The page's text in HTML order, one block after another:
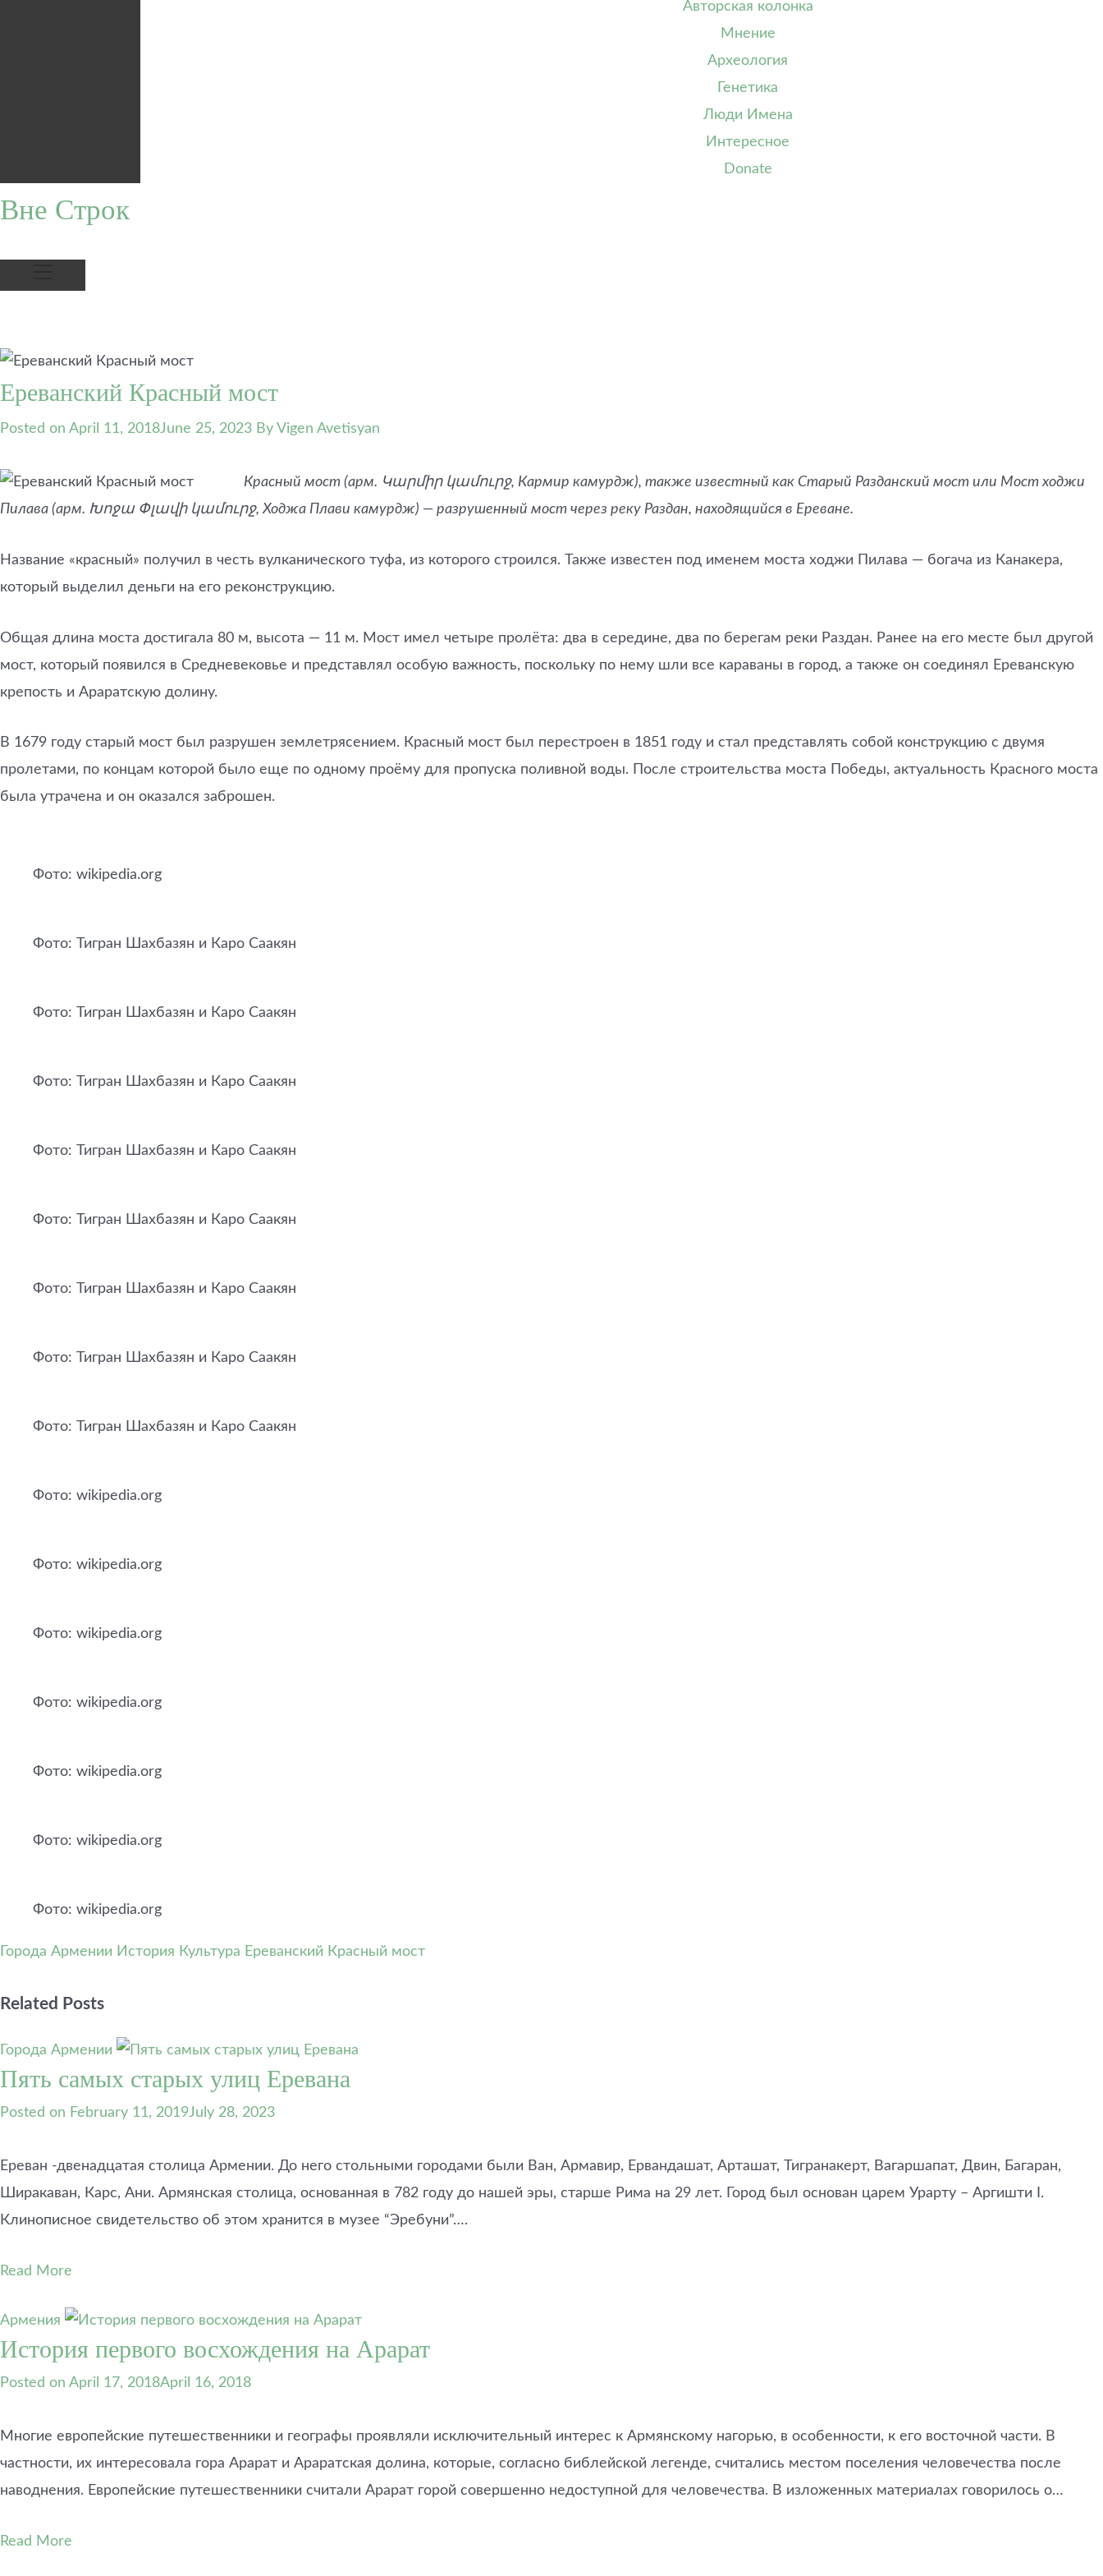
Авторская колонка
Мнение
Археология
Генетика
Люди Имена
Интересное
Donate
Вне Строк
Ереванский Красный мост
Posted on April 11, 2018June 25, 2023 By Vigen Avetisyan
Красный мост (арм. Կարմիր կամուրջ, Кармир камурдж), также известный как Старый Разданский мост или Мост ходжи
Пилава (арм. Խոջա Փլավի կամուրջ, Ходжа Плави камурдж) — разрушенный мост через реку Раздан, находящийся в Ереване.
Название «красный» получил в честь вулканического туфа, из которого строился. Также известен под именем моста ходжи Пилава — богача из Канакера,
который выделил деньги на его реконструкцию.
Общая длина моста достигала 80 м, высота — 11 м. Мост имел четыре пролёта: два в середине, два по берегам реки Раздан. Ранее на его месте был другой
мост, который появился в Средневековье и представлял особую важность, поскольку по нему шли все караваны в город, а также он соединял Ереванскую
крепость и Араратскую долину.
В 1679 году старый мост был разрушен землетрясением. Красный мост был перестроен в 1851 году и стал представлять собой конструкцию с двумя
пролетами, по концам которой было еще по одному проёму для пропуска поливной воды. После строительства моста Победы, актуальность Красного моста
была утрачена и он оказался заброшен.
Фото: wikipedia.org
Фото: Тигран Шахбазян и Каро Саакян
Фото: Тигран Шахбазян и Каро Саакян
Фото: Тигран Шахбазян и Каро Саакян
Фото: Тигран Шахбазян и Каро Саакян
Фото: Тигран Шахбазян и Каро Саакян
Фото: Тигран Шахбазян и Каро Саакян
Фото: Тигран Шахбазян и Каро Саакян
Фото: Тигран Шахбазян и Каро Саакян
Фото: wikipedia.org
Фото: wikipedia.org
Фото: wikipedia.org
Фото: wikipedia.org
Фото: wikipedia.org
Фото: wikipedia.org
Фото: wikipedia.org
Города Армении История Культура Ереванский Красный мост
Related Posts
Города Армении
Пять самых старых улиц Еревана
Posted on February 11, 2019July 28, 2023
Ереван -двенадцатая столица Армении. До него стольными городами были Ван, Армавир, Ервандашат, Арташат, Тигранакерт, Вагаршапат, Двин, Багаран,
Ширакаван, Карс, Ани. Армянская столица, основанная в 782 году до нашей эры, старше Рима на 29 лет. Город был основан царем Урарту – Аргишти I.
Клинописное свидетельство об этом хранится в музее “Эребуни”….
Read More
Армения
История первого восхождения на Арарат
Posted on April 17, 2018April 16, 2018
Многие европейские путешественники и географы проявляли исключительный интерес к Армянскому нагорью, в особенности, к его восточной части. В
частности, их интересовала гора Арарат и Араратская долина, которые, согласно библейской легенде, считались местом поселения человечества после
наводнения. Европейские путешественники считали Арарат горой совершенно недоступной для человечества. В изложенных материалах говорилось о…
Read More